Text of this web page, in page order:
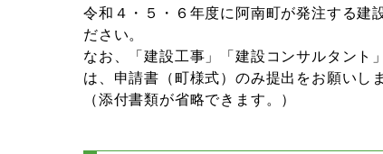
令和４・５・６年度に阿南町が発注する建
ださい。
なお、「建設工事」「建設コンサルタント
は、申請書（町様式）のみ提出をお願いしま
（添付書類が省略できます。）